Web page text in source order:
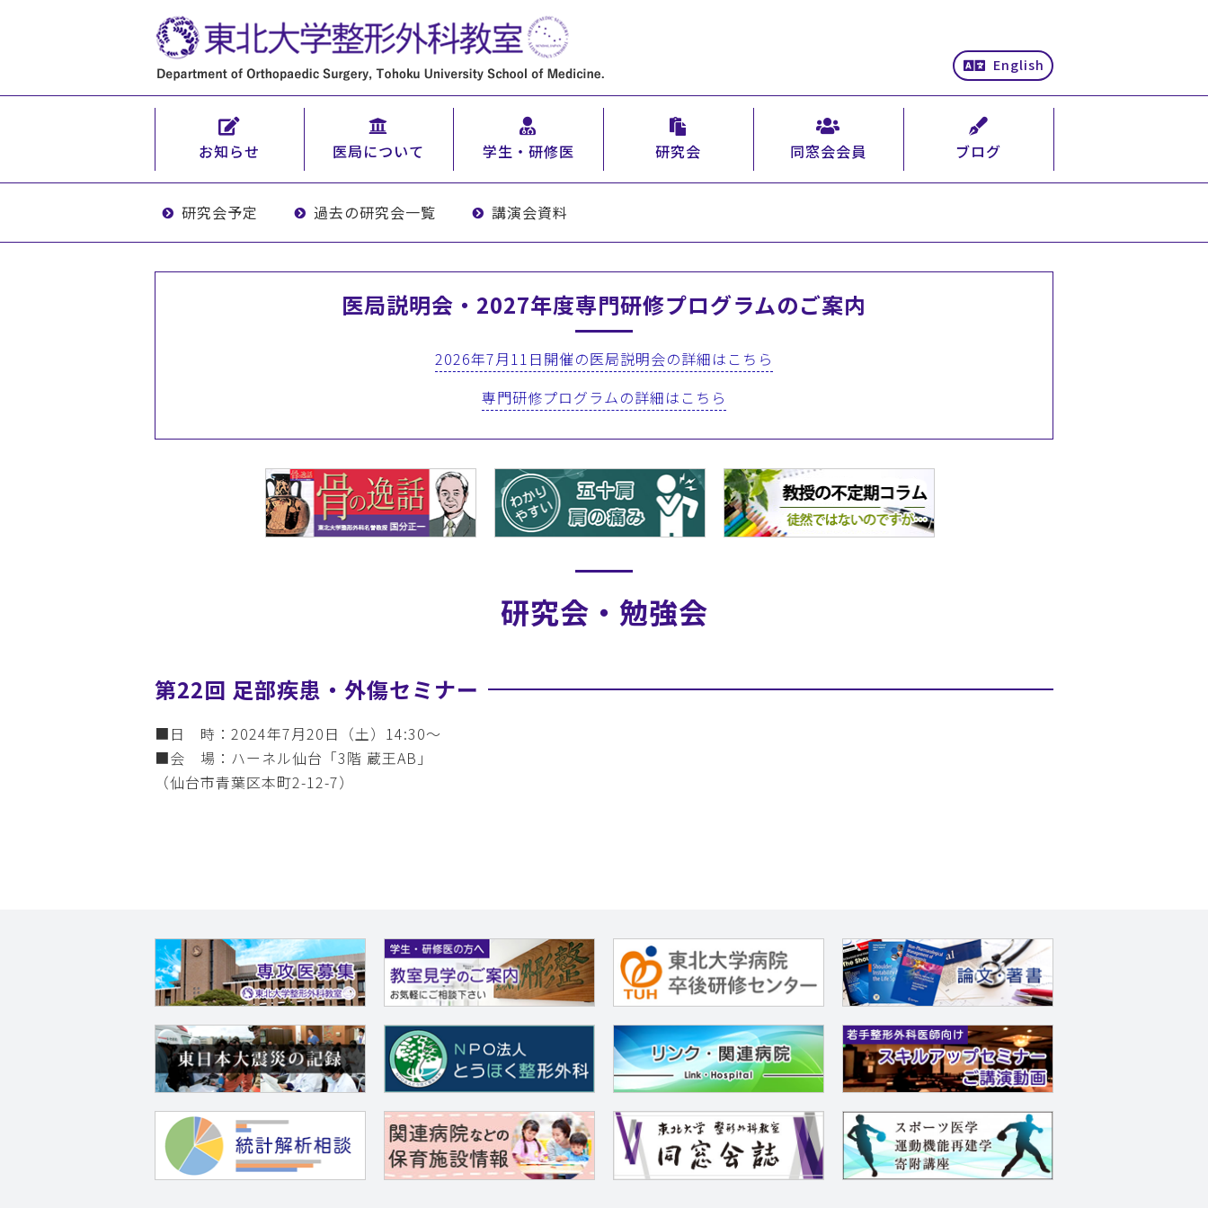
English
お知らせ 医局について 学生・研修医 研究会 同窓会会員 ブログ
研究会予定 過去の研究会一覧 講演会資料
医局説明会・2027年度専門研修プログラムのご案内
2026年7月11日開催の医局説明会の詳細はこちら
専門研修プログラムの詳細はこちら
研究会・勉強会
第22回 足部疾患・外傷セミナー
■日 時：2024年7月20日（土）14:30～
■会 場：ハーネル仙台「3階 蔵王AB」
（仙台市青葉区本町2-12-7）